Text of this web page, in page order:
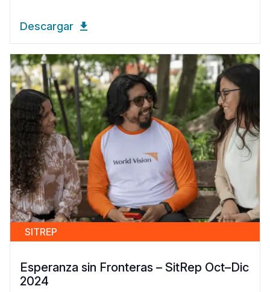
Descargar
SITREP
Esperanza sin Fronteras – SitRep Oct–Dic
2024